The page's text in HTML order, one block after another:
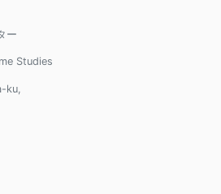
ー
Studies
ku,